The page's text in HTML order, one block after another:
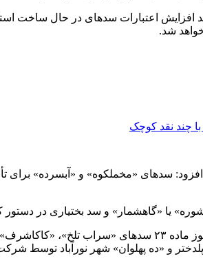
افزایش اعتبارات سدهای در حال ساخت
شد.
سدهای «مخملکوه» و «آبسرده»
یا «گاهشمار» و سد بختیاری در دستور
وی تصریح کرد: تکمیل مطالعات و اخذ مجوز